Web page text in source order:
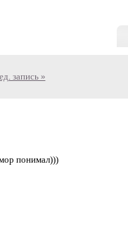
запись »
понимал)))